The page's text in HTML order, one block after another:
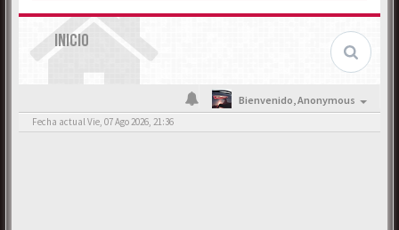
INICIO
Bienvenido,Anonymous
Fecha actual Vie, 07 Ago 2026, 21:36